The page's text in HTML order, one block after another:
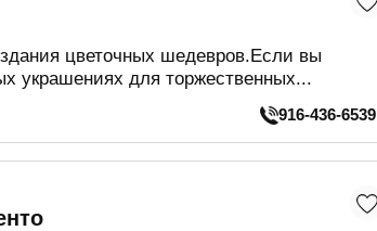
цветочных шедевров.Если вы
украшениях для торжественных...
916-436-6539